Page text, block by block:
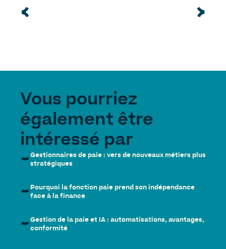
Vous pourriez
également être
intéressé par
Gestionnaires de paie : vers de nouveaux métiers plus
stratégiques
Pourquoi la fonction paie prend son indépendance
face à la finance
Gestion de la paie et IA : automatisations, avantages,
conformité